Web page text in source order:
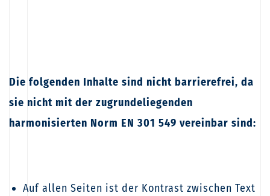
Die folgenden Inhalte sind nicht barrierefrei, da
sie nicht mit der zugrundeliegenden
harmonisierten Norm EN 301 549 vereinbar sind:
Auf allen Seiten ist der Kontrast zwischen Text